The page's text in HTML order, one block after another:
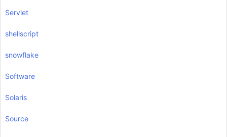
Servlet
shellscript
snowflake
Software
Solaris
Source